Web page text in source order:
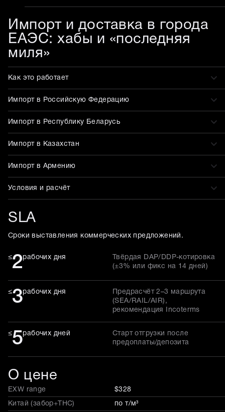
Импорт и доставка в города
ЕАЭС: хабы и «последняя
миля»
Как это работает
Импорт в Российскую Федерацию
Импорт в Республику Беларусь
Импорт в Казахстан
Импорт в Армению
Условия и расчёт
SLA
Сроки выставления коммерческих предложений.
≤2рабочих дня
Твёрдая DAP/DDP-котировка
(±3% или фикс на 14 дней)
≤3рабочих дня
Предрасчёт 2–3 маршрута
(SEA/RAIL/AIR),
рекомендация Incoterms
≤5рабочих дней
Старт отгрузки после
предоплаты/депозита
О цене
EXW range $328
Китай (забор+THC) по т/м³